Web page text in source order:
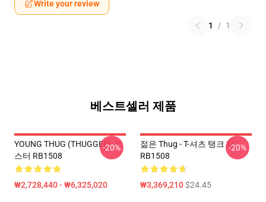
Write your review
1 / 1
베스트셀러 제품
YOUNG THUG (THUGGER) 포
스터 RB1508
₩2,728,440 - ₩6,325,020
-20%
젊은 Thug - T-셔츠 탱크 탑
RB1508
₩3,369,210$24.45
-20%